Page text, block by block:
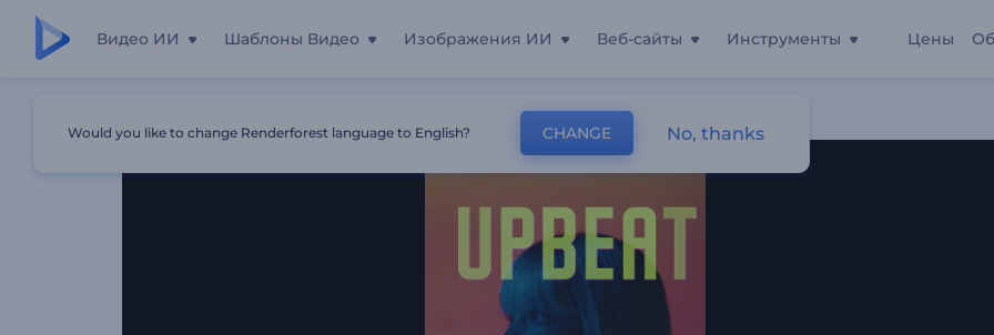
Видео ИИ Шаблоны Видео Изображения ИИ Веб-сайты Инструменты Цены
Вступительная Заставка С Неоновыми Титрами
Would you like to change Renderforest language to English? CHANGE No, thanks